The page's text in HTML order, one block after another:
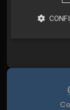
Plaza